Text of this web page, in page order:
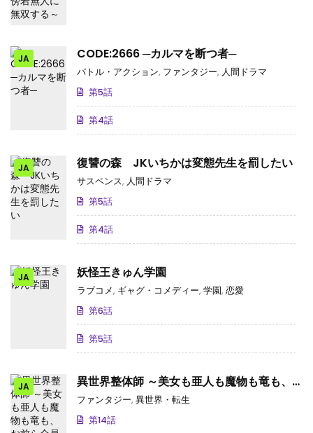
JA CODE:2666 ─カルマを断つ者─
バトル・アクション, ファンタジー, 人間ドラマ
第5話
第4話
JA 復讐の森 JKいちかは変態先生を罰したい
サスペンス, 人間ドラマ
第5話
第4話
JA 妖怪王きゅん学園
ラブコメ, ギャグ・コメディー, 学園, 恋愛
第6話
第5話
JA
異世界整体師 ～美女も亜人も魔物も竜も、
お前ら全員揉みほぐす!!～
ファンタジー, 異世界・転生
第14話